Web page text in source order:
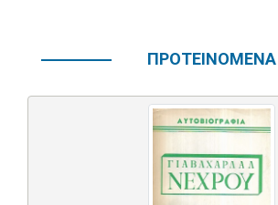
ΠΡΟΤΕΙΝΟΜΕΝΑ